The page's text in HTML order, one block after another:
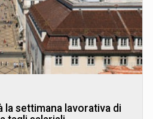
settimana lavorativa di